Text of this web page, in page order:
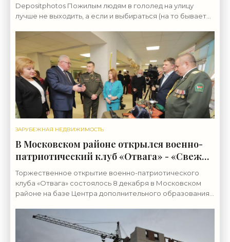
Depositphotos Пожилым людям в гололед на улицу
лучше не выходить, а если и выбираться (на то бывает
ЗАРУБЕЖНАЯ НЕДВИЖИМОСТЬ
В Московском районе открылся военно-
патриотический клуб «Отвага» - «Свежие
новости строительства»
Торжественное открытие военно-патриотического
клуба «Отвага» состоялось 8 декабря в Московском
районе на базе Центра дополнительного образования